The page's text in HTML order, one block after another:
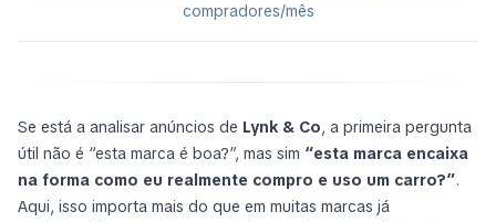
compradores/mês
Se está a analisar anúncios de Lynk & Co, a primeira pergunta
útil não é “esta marca é boa?”, mas sim “esta marca encaixa
na forma como eu realmente compro e uso um carro?”.
Aqui, isso importa mais do que em muitas marcas já